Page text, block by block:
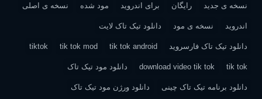
نسخه ی جدید رایگان برای اندروید مود شده نسخه ی اصلی
اندروید نسخه ی مود دانلود تیک تاک لایت
دانلود تیک تاک فارسروید tik tok android
tik tok mod
tiktok
tik tok
download video tik tok دانلود مود تیک تاک
دانلود برنامه تیک تاک چینی دانلود ورژن مود تیک تاک